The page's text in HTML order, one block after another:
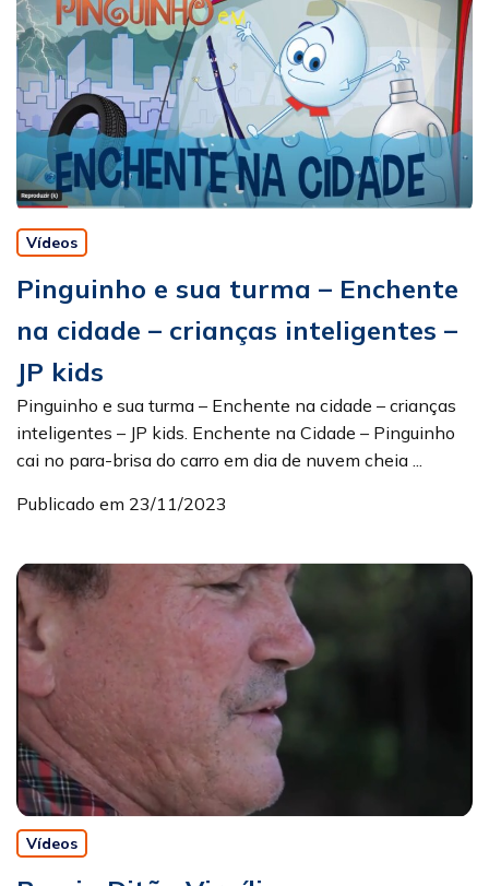
Vídeos
Pinguinho e sua turma – Enchente
na cidade – crianças inteligentes –
JP kids
Pinguinho e sua turma – Enchente na cidade – crianças
inteligentes – JP kids. Enchente na Cidade – Pinguinho
cai no para-brisa do carro em dia de nuvem cheia ...
Publicado em 23/11/2023
Vídeos